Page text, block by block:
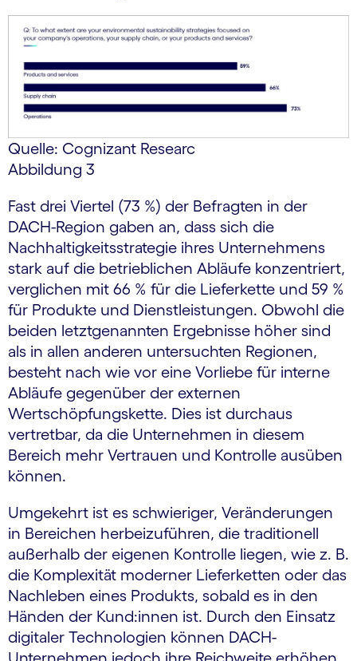
Quelle: Cognizant Researc
Abbildung 3
Fast drei Viertel (73 %) der Befragten in der
DACH-Region gaben an, dass sich die
Nachhaltigkeitsstrategie ihres Unternehmens
stark auf die betrieblichen Abläufe konzentriert,
verglichen mit 66 % für die Lieferkette und 59 %
für Produkte und Dienstleistungen. Obwohl die
beiden letztgenannten Ergebnisse höher sind
als in allen anderen untersuchten Regionen,
besteht nach wie vor eine Vorliebe für interne
Abläufe gegenüber der externen
Wertschöpfungskette. Dies ist durchaus
vertretbar, da die Unternehmen in diesem
Bereich mehr Vertrauen und Kontrolle ausüben
können.
Umgekehrt ist es schwieriger, Veränderungen
in Bereichen herbeizuführen, die traditionell
außerhalb der eigenen Kontrolle liegen, wie z. B.
die Komplexität moderner Lieferketten oder das
Nachleben eines Produkts, sobald es in den
Händen der Kund:innen ist. Durch den Einsatz
digitaler Technologien können DACH-